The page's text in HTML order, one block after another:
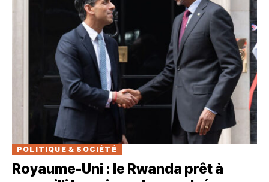
POLITIQUE & SOCIÉTÉ
Royaume-Uni : le Rwanda prêt à